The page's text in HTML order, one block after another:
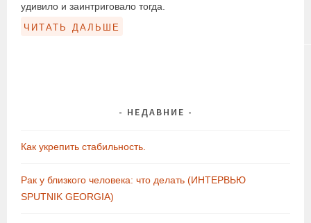
удивило и заинтриговало тогда.
читать дальше
НЕДАВНИЕ
Как укрепить стабильность.
Рак у близкого человека: что делать (ИНТЕРВЬЮ
SPUTNIK GEORGIA)